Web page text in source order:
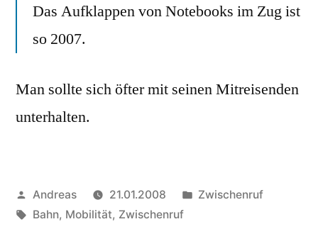
Das Aufklappen von Notebooks im Zug ist
so 2007.
Man sollte sich öfter mit seinen Mitreisenden
unterhalten.
Veröffentlicht
von
Andreas 21.01.2008
Veröffentlicht
Zwischenruf
Schlagwörter:
Bahn, Mobilität, Zwischenruf